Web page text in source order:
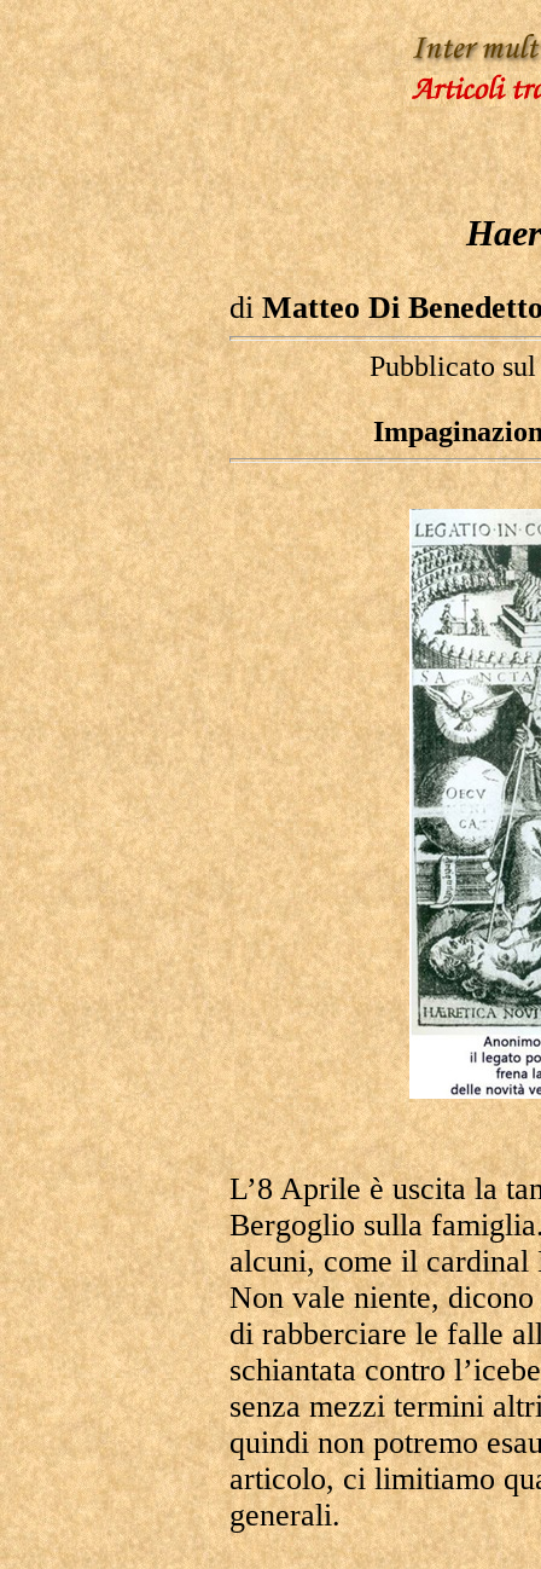
diMatteo Di
Pubblicato
L’8 Aprile è uscita la
Bergoglio sulla
alcuni, come il cardinal
Non vale niente,
di rabberciare le falle
schiantata contro
senza mezzi termini
quindi non potremo
articolo, ci limitiamo
generali.